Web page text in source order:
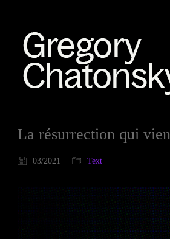
La résurrection qui
03/2021 Text